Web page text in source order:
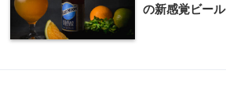
の新感覚ビール